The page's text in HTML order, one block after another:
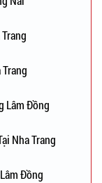
Lâm Đồng
Nha Trang
Đồng